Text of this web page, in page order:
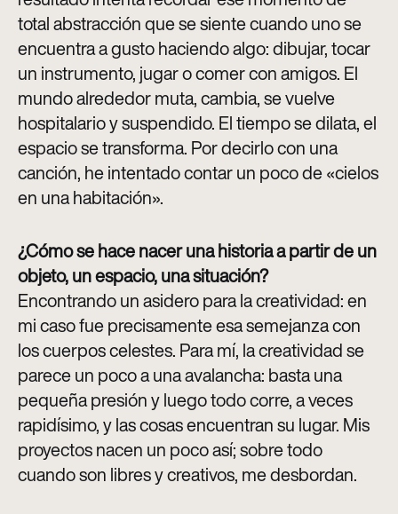
total abstracción que se siente cuando uno se
encuentra a gusto haciendo algo: dibujar, tocar
un instrumento, jugar o comer con amigos. El
mundo alrededor muta, cambia, se vuelve
hospitalario y suspendido. El tiempo se dilata, el
espacio se transforma. Por decirlo con una
canción, he intentado contar un poco de «cielos
en una habitación».
¿Cómo se hace nacer una historia a partir de un
objeto, un espacio, una situación?
Encontrando un asidero para la creatividad: en
mi caso fue precisamente esa semejanza con
los cuerpos celestes. Para mí, la creatividad se
parece un poco a una avalancha: basta una
pequeña presión y luego todo corre, a veces
rapidísimo, y las cosas encuentran su lugar. Mis
proyectos nacen un poco así; sobre todo
cuando son libres y creativos, me desbordan.